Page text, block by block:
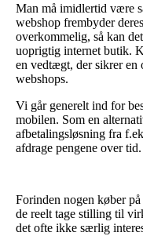
Man må imidlertid være
webshop frembyder
overkommelig, så kan
uoprigtig internet butik.
en vedtægt, der sikrer en
webshops.
Vi går generelt ind for
mobilen. Som en
afbetalingsløsning fra
afdrage pengene over tid.
Forinden nogen køber
de reelt tage stilling til
det ofte ikke særlig